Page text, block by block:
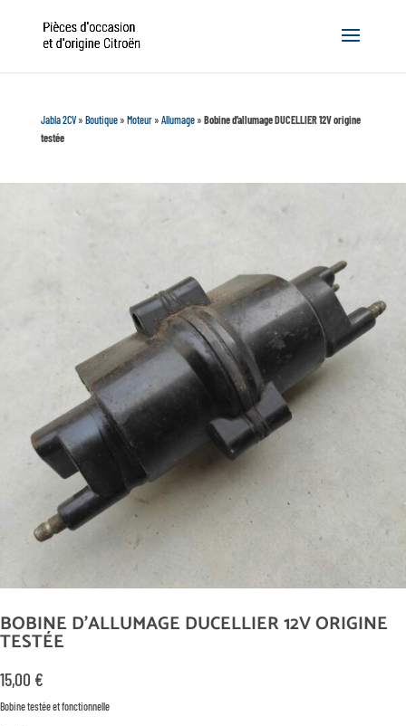
Jabla 2CV» Boutique» Moteur» Allumage» Bobine d’allumage DUCELLIER 12V origine
testée
BOBINE D’ALLUMAGE DUCELLIER 12V ORIGINE
TESTÉE
15,00 €
Bobine testée et fonctionnelle